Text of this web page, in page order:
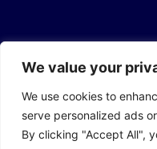
We value your
We use cookies to
serve personalized ads
By clicking "Accept All",
© 2026 kirano.de